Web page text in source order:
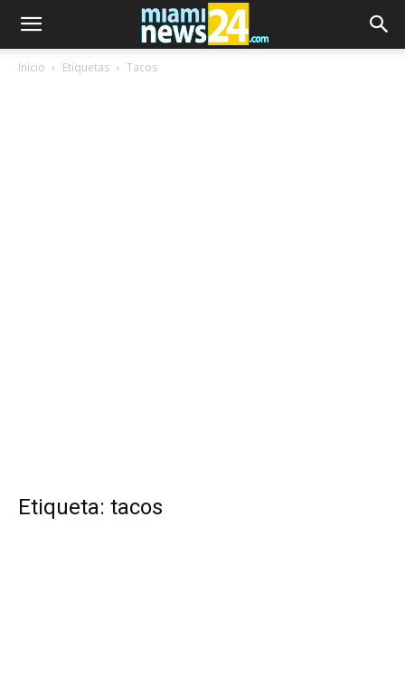
Inicio Etiquetas Tacos
Etiqueta: tacos